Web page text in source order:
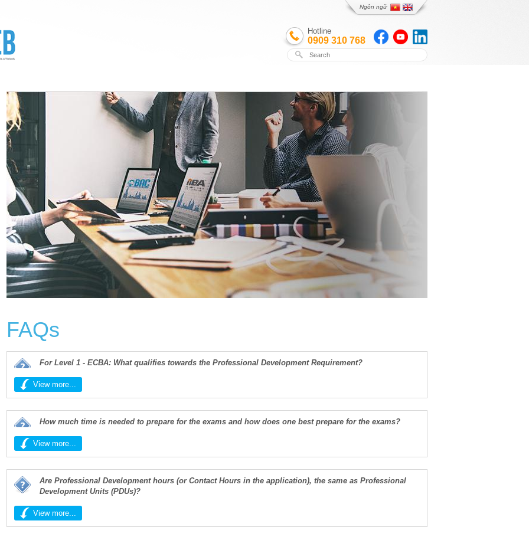
Ngôn ngữ
Hotline
0909 310 768
FAQs
For Level 1 - ECBA: What qualifies towards the Professional Development Requirement?
View more...
How much time is needed to prepare for the exams and how does one best prepare for the exams?
View more...
Are Professional Development hours (or Contact Hours in the application), the same as Professional
Development Units (PDUs)?
View more...